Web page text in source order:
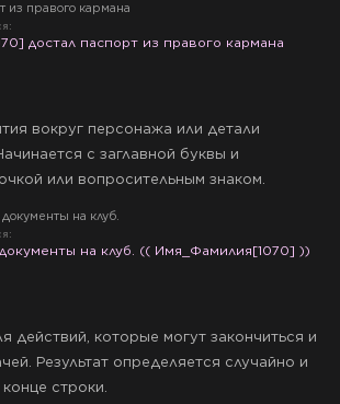
из правого кармана
достал паспорт из правого кармана
вокруг персонажа или детали
с заглавной буквы и
или вопросительным знаком.
на клуб.
на клуб. (( Имя_Фамилия[1070] ))
действий, которые могут закончиться и
Результат определяется случайно и
строки.